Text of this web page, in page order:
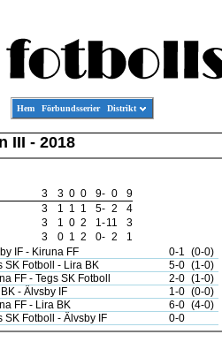
Hem Förbundsserier Distrikt
III - 2018
3 3 0 0 9- 0
9
3 1 1 1 5- 2
4
3 1 0 2 1-11
3
3 0 1 2 0- 2
1
IF - Kiruna FF 0-1 (0-0)
SK Fotboll - Lira BK 5-0 (1-0)
FF - Tegs SK Fotboll 2-0 (1-0)
- Älvsby IF 1-0 (0-0)
FF - Lira BK 6-0 (4-0)
SK Fotboll - Älvsby IF 0-0